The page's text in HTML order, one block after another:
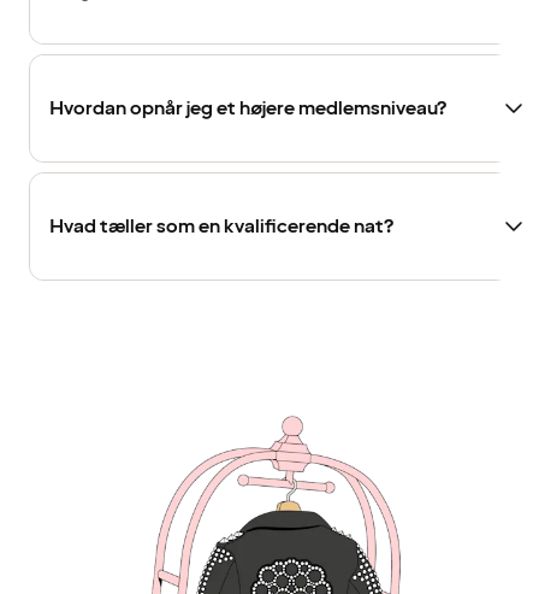
Hvordan opnår jeg et højere medlemsniveau?
Hvad tæller som en kvalificerende nat?